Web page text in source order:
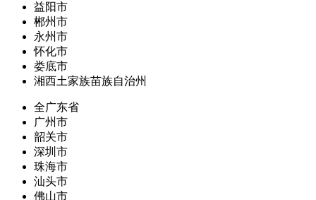
益阳市
郴州市
永州市
怀化市
娄底市
湘西土家族苗族自治州
全广东省
广州市
韶关市
深圳市
珠海市
汕头市
佛山市